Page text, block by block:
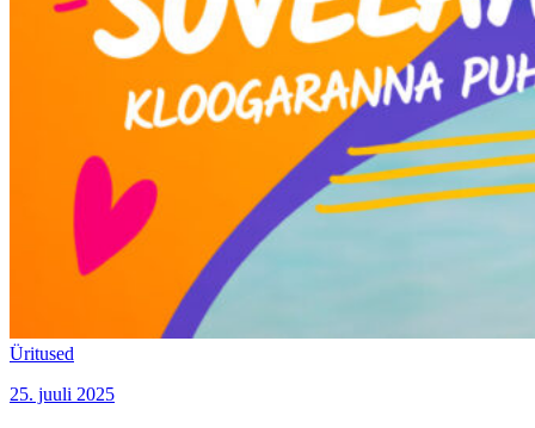
Üritused
25. juuli 2025